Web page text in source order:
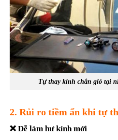
Tự thay kính chắn gió tại
2. Rủi ro tiềm ẩn khi tự
❌ Dễ làm hư kính mới